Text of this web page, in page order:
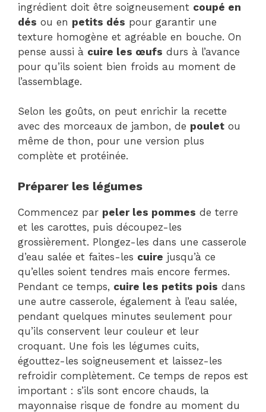
ingrédient doit être soigneusement coupé en
dés ou en petits dés pour garantir une
texture homogène et agréable en bouche. On
pense aussi à cuire les œufs durs à l’avance
pour qu’ils soient bien froids au moment de
l’assemblage.
Selon les goûts, on peut enrichir la recette
avec des morceaux de jambon, de poulet ou
même de thon, pour une version plus
complète et protéinée.
Préparer les légumes
Commencez par peler les pommes de terre
et les carottes, puis découpez-les
grossièrement. Plongez-les dans une casserole
d’eau salée et faites-les cuire jusqu’à ce
qu’elles soient tendres mais encore fermes.
Pendant ce temps, cuire les petits pois dans
une autre casserole, également à l’eau salée,
pendant quelques minutes seulement pour
qu’ils conservent leur couleur et leur
croquant. Une fois les légumes cuits,
égouttez-les soigneusement et laissez-les
refroidir complètement. Ce temps de repos est
important : s’ils sont encore chauds, la
mayonnaise risque de fondre au moment du